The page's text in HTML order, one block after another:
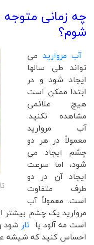
چه زمانی متوجه
شوم؟
آب مروارید می
تواند طی سالها
ایجاد شود و در
ابتدا ممکن است
هیچ علائمی
مشاهده نکنید.
آب مروارید
معمولاً در هر دو
چشم ایجاد می
شود، اما سرعت
ایجاد آن در دو
طرف متفاوت
است. معمولاً آب
مروارید یک چشم بیشتر
است مه آلود یا تارشود
احساس کنید که شیشه